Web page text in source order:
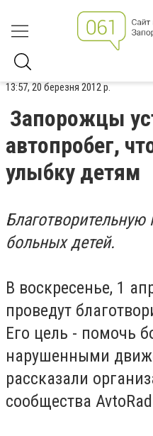
13:57, 20 березня 2012 р.
Запорожцы
автопробег,
улыбку детям
больных детей.
В воскресенье, 1
проведут
Его цель - помочь
нарушенными
рассказали
сообщества